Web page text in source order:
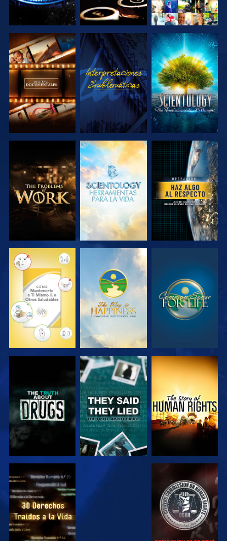
EXPLORA LAS
SERIES
VE
EXPLORA LAS
SERIES
EXPLORA LAS
SERIES
EXPLORA LAS
SERIES
VE
VE VE VE
VE VE
VE VE